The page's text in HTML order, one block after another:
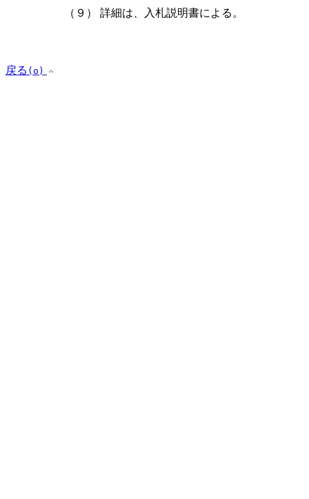
（９） 詳細は、入札説明書による。
戻る (o)